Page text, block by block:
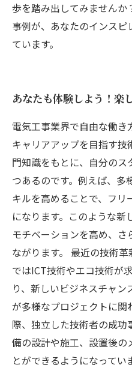
歩を踏み出してみません
事例が、あなたのインス
ています。
あなたも体験しよう！楽
電気工事業界で自由な働
キャリアアップを目指す技
門知識をもとに、自分の
つあるのです。例えば、多
キルを高めることで、フ
になります。このような新
モチベーションを高め、
ながります。 最近の技術
ではICT技術やエコ技術が
り、新しいビジネスチャ
が多様なプロジェクトに関
際、独立した技術者の成
備の設計や施工、設置後の
とができるようになってい